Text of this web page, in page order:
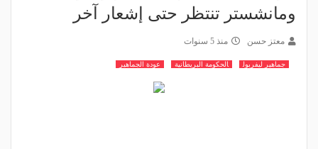
ومانشستر تنتظر حتى إشعار آخر
معتز حسن منذ 5 سنوات
جماهير ليفربول الحكومة البريطانية عودة الجماهير